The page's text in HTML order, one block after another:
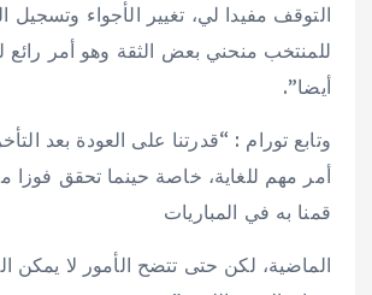
التوقف مفيدا لي، تغيير الأجواء وتسجيل
للمنتخب منحني بعض الثقة وهو أمر رائع
أيضا”.
وتابع تورام : “قدرتنا على العودة بعد
أمر مهم للغاية، خاصة حينما تحقق فوزا
قمنا به في المباريات
الماضية، لكن حتى تتضح الأمور لا يمكن